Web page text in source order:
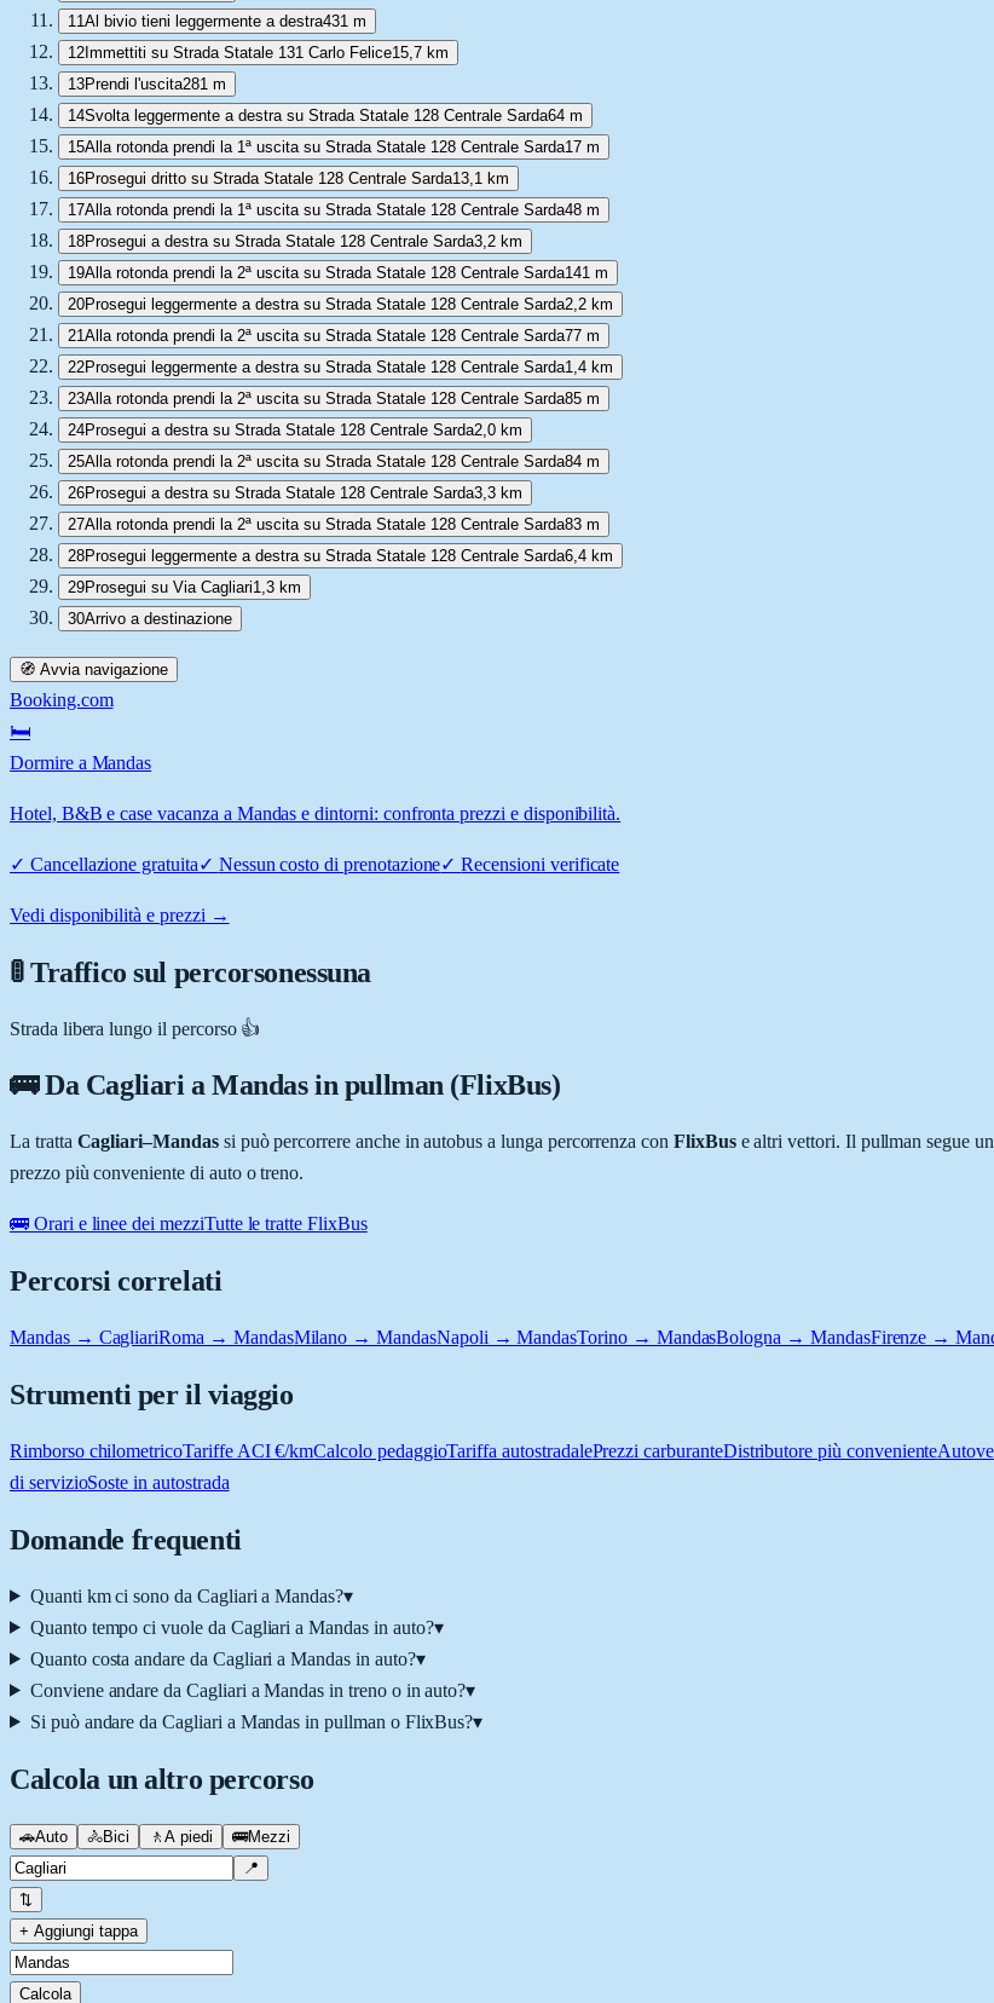
11Al bivio tieni leggermente a destra431 m
12Immettiti su Strada Statale 131 Carlo Felice15,7 km
13Prendi l'uscita281 m
14Svolta leggermente a destra su Strada Statale 128 Centrale Sarda64 m
15Alla rotonda prendi la 1ª uscita su Strada Statale 128 Centrale Sarda17 m
16Prosegui dritto su Strada Statale 128 Centrale Sarda13,1 km
17Alla rotonda prendi la 1ª uscita su Strada Statale 128 Centrale Sarda48 m
18Prosegui a destra su Strada Statale 128 Centrale Sarda3,2 km
19Alla rotonda prendi la 2ª uscita su Strada Statale 128 Centrale Sarda141 m
20Prosegui leggermente a destra su Strada Statale 128 Centrale Sarda2,2 km
21Alla rotonda prendi la 2ª uscita su Strada Statale 128 Centrale Sarda77 m
22Prosegui leggermente a destra su Strada Statale 128 Centrale Sarda1,4 km
23Alla rotonda prendi la 2ª uscita su Strada Statale 128 Centrale Sarda85 m
24Prosegui a destra su Strada Statale 128 Centrale Sarda2,0 km
25Alla rotonda prendi la 2ª uscita su Strada Statale 128 Centrale Sarda84 m
26Prosegui a destra su Strada Statale 128 Centrale Sarda3,3 km
27Alla rotonda prendi la 2ª uscita su Strada Statale 128 Centrale Sarda83 m
28Prosegui leggermente a destra su Strada Statale 128 Centrale Sarda6,4 km
29Prosegui su Via Cagliari1,3 km
30Arrivo a destinazione
🧭 Avvia navigazione
Booking.com
🛏️
Dormire a Mandas
Hotel, B&B e case vacanza a Mandas e dintorni: confronta prezzi e disponibilità.
✓ Cancellazione gratuita✓ Nessun costo di prenotazione✓Recensioni verificate
Vedi disponibilità e prezzi →
🚦 Traffico sul percorsonessuna
Strada libera lungo il percorso 👍
🚌 Da CagliariaMandasin pullman (FlixBus)
La tratta Cagliari–Mandassi può percorrere anche in autobus a lunga percorrenza con FlixBuse altri vettori. Il pullman segue
prezzo più conveniente di auto o treno.
🚌 Orari e linee dei mezziTutte le tratte FlixBus
Percorsi correlati
Mandas → CagliariRoma → MandasMilano → MandasNapoli → MandasTorino → MandasBologna → MandasFirenze →
Strumenti per il viaggio
Rimborso chilometricoTariffe ACI €/kmCalcolo pedaggioTariffa autostradalePrezzi carburanteDistributore più conveniente
di servizioSoste in autostrada
Domande frequenti
Quanti km ci sono da Cagliari a Mandas?▾
Quanto tempo ci vuole da Cagliari a Mandas in auto?▾
Quanto costa andare da Cagliari a Mandas in auto?▾
Conviene andare da Cagliari a Mandas in treno o in auto?▾
Si può andare da Cagliari a Mandas in pullman o FlixBus?▾
Calcola un altro percorso
🚗Auto 🚴Bici 🚶 A piedi 🚌Mezzi
📍
⇅
+ Aggiungi tappa
Calcola